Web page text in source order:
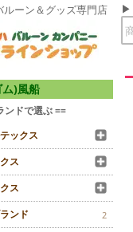
ルーン＆グッズ専門店
)風船
ンドで選ぶ ==
ックス
ス
ス
ンド
2